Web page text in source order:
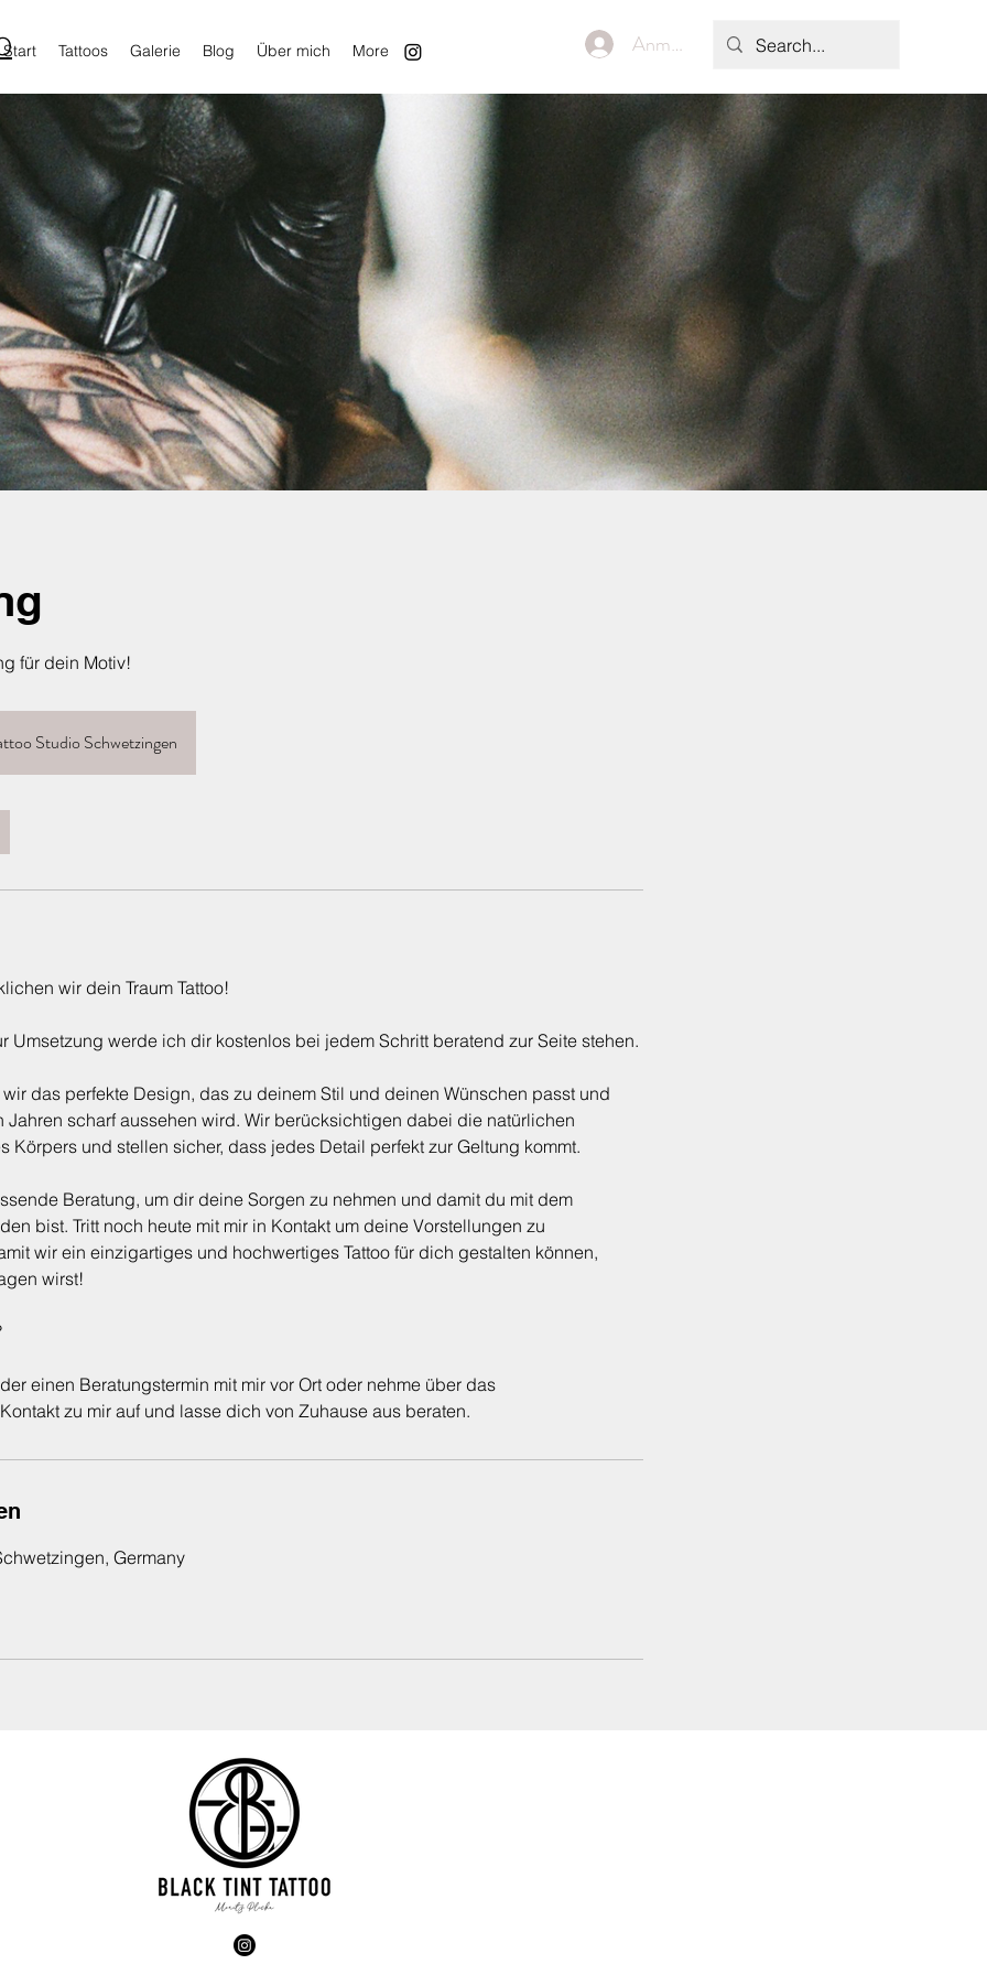
Start Tattoos Galerie Blog Über mich More Anmelden
für dein Motiv!
Studio Schwetzingen
wir dein Traum Tattoo!
Umsetzung werde ich dir kostenlos bei jedem Schritt beratend zur Seite stehen.
das perfekte Design, das zu deinem Stil und deinen Wünschen passt und
Jahren scharf aussehen wird. Wir berücksichtigen dabei die natürlichen
Körpers und stellen sicher, dass jedes Detail perfekt zur Geltung kommt.
Beratung, um dir deine Sorgen zu nehmen und damit du mit dem
bist. Tritt noch heute mit mir in Kontakt um deine Vorstellungen zu
wir ein einzigartiges und hochwertiges Tattoo für dich gestalten können,
wirst!
einen Beratungstermin mit mir vor Ort oder nehme über das
zu mir auf und lasse dich von Zuhause aus beraten.
Germany